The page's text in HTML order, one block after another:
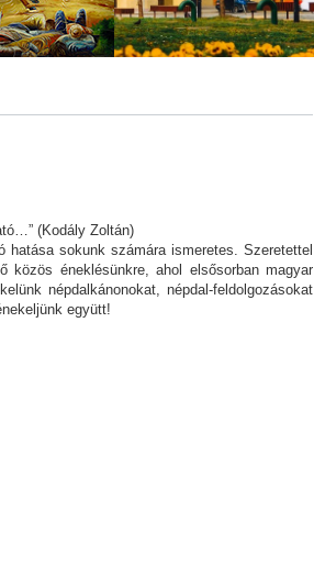
(Kodály Zoltán)
sokunk számára ismeretes. Szeretettel
közös éneklésünkre, ahol elsősorban magyar
népdalkánonokat, népdal-feldolgozásokat
együtt!